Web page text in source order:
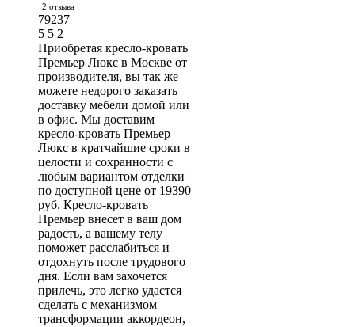
2 отзыва
79237
5 5 2
Приобретая кресло-кровать
Премьер Люкс в Москве от
производителя, вы так же
можете недорого заказать
доставку мебели домой или
в офис. Мы доставим
кресло-кровать Премьер
Люкс в кратчайшие сроки в
целости и сохранности с
любым вариантом отделки
по доступной цене от 19390
руб. Кресло-кровать
Премьер внесет в ваш дом
радость, а вашему телу
поможет расслабиться и
отдохнуть после трудового
дня. Если вам захочется
прилечь, это легко удастся
сделать с механизмом
трансформации аккордеон,